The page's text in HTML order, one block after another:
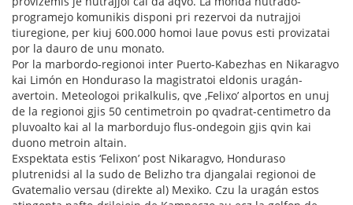
programejo komunikis disponi pri rezervoi da nutrajjoi
tiuregione, per kiuj 600.000 homoi laue povus esti provizatai
por la dauro de unu monato.
Por la marbordo-regionoi inter Puerto-Kabezhas en Nikaragvo
kai Limón en Honduraso la magistratoi eldonis uragán-
avertoin. Meteologoi prikalkulis, qve ‚Felixo’ alportos en unuj
de la regionoi gjis 50 centimetroin po qvadrat-centimetro da
pluvoalto kai al la marbordujo flus-ondegoin gjis qvin kai
duono metroin altain.
Exspektata estis ‘Felixon’ post Nikaragvo, Honduraso
plutrenidsi al la sudo de Belizho tra djangalai regionoi de
Gvatemalio versau (direkte al) Mexiko. Czu la uragán estos